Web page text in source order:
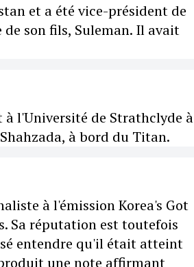
et a été vice-président de
son fils, Suleman. Il avait
l'Université de Strathclyde à
à bord du Titan.
à l'émission Korea's Got
Sa réputation est toutefois
entendre qu'il était atteint
une note affirmant